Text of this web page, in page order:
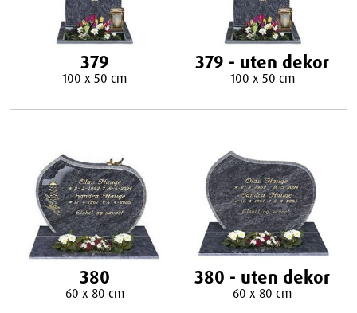
379
100 x 50 cm
379 - uten dekor
100 x 50 cm
380
60 x 80 cm
380 - uten dekor
60 x 80 cm